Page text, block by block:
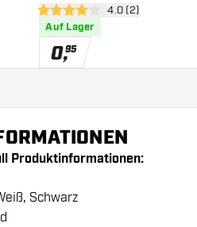
öffnen
4 Bewertungssterne
4.0 (2)
Auf Lager
0,95
Produktinformationen:
Schwarz